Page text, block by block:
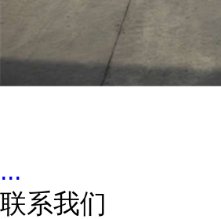
...
联系我们